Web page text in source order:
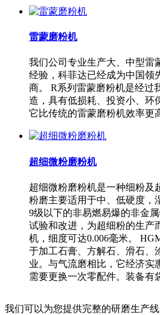
雷蒙磨粉机
我们公司专业生产大、中型雷
经验，科菲达已经成为中国领
商。 R系列雷蒙磨粉机是经过
造，具有低损耗、投资小、环
它比传统的雷蒙磨粉机效率更
超细微粉磨粉机
超细微粉磨粉机是一种细粉及
粉磨主要适用于中、低硬度，
9级以下的非易燃易爆的非金
试验和改进，为超细粉的生产
机，细度可达0.006毫米。
于加工石膏、方解石、滑石、
业。与气流磨相比，它经济实
需要更换一次零配件。装备有
我们可以为您提供完整的研磨生产